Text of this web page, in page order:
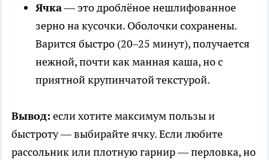
Ячка— это дроблёное нешлифованное
зерно на кусочки. Оболочки сохранены.
Варится быстро (20–25 минут), получается
нежной, почти как манная каша, но с
приятной крупинчатой текстурой.
Вывод: если хотите максимум пользы и
быстроту — выбирайте ячку. Если любите
рассольник или плотную гарнир — перловка, но